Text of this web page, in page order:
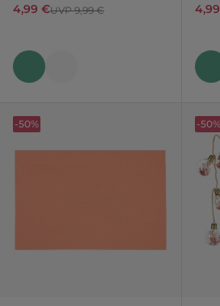
4,99 €UVP 9,99 €
-50% -50%